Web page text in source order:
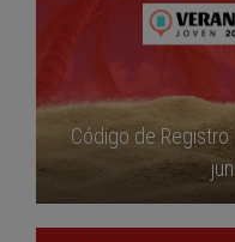
Código de